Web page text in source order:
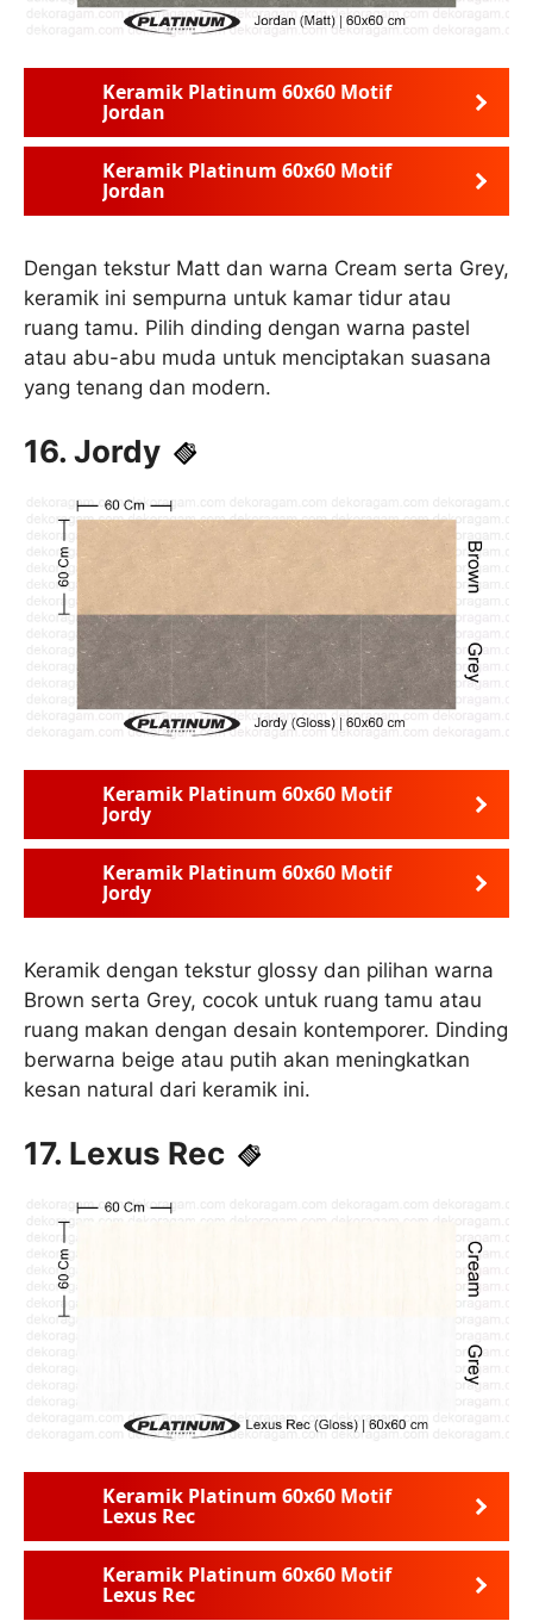
Keramik Platinum 60x60 Motif
Jordan
Keramik Platinum 60x60 Motif
Jordan
Dengan tekstur Matt dan warna Cream serta Grey,
keramik ini sempurna untuk kamar tidur atau
ruang tamu. Pilih dinding dengan warna pastel
atau abu-abu muda untuk menciptakan suasana
yang tenang dan modern.
16. Jordy
Keramik Platinum 60x60 Motif
Jordy
Keramik Platinum 60x60 Motif
Jordy
Keramik dengan tekstur glossy dan pilihan warna
Brown serta Grey, cocok untuk ruang tamu atau
ruang makan dengan desain kontemporer. Dinding
berwarna beige atau putih akan meningkatkan
kesan natural dari keramik ini.
17. Lexus Rec
Keramik Platinum 60x60 Motif
Lexus Rec
Keramik Platinum 60x60 Motif
Lexus Rec